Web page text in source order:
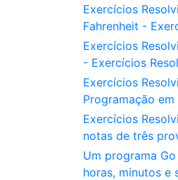
Exercícios
Fahrenheit -
Exercícios
- Exercícios
Exercícios
Programação em
Exercícios
notas de três
Um programa
horas, minutos e